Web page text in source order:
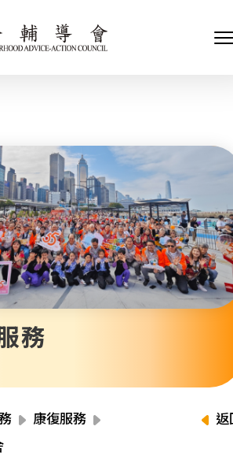
務
康復服務
返
會長、副會長
執行委員會及總幹事
招標項目
關於我們
家庭及兒童福利服務
青少年服務
內地服務
教育服務
醫療衞生服務
社會企業
我們的服務
我們的夥伴
捐款方法
支持我們
新聞稿及媒體報導
會訊及刊物
活動報名